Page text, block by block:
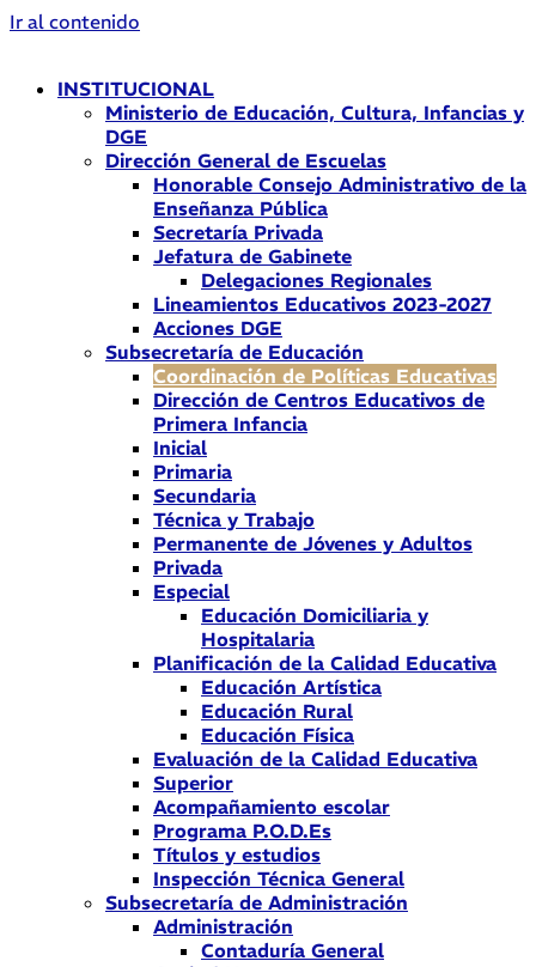
Ir al contenido
INSTITUCIONAL
Ministerio de Educación, Cultura, Infancias y
DGE
Dirección General de Escuelas
Honorable Consejo Administrativo de la
Enseñanza Pública
Secretaría Privada
Jefatura de Gabinete
Delegaciones Regionales
Lineamientos Educativos 2023-2027
Acciones DGE
Subsecretaría de Educación
Coordinación de Políticas Educativas
Dirección de Centros Educativos de
Primera Infancia
Inicial
Primaria
Secundaria
Técnica y Trabajo
Permanente de Jóvenes y Adultos
Privada
Especial
Educación Domiciliaria y
Hospitalaria
Planificación de la Calidad Educativa
Educación Artística
Educación Rural
Educación Física
Evaluación de la Calidad Educativa
Superior
Acompañamiento escolar
Programa P.O.D.Es
Títulos y estudios
Inspección Técnica General
Subsecretaría de Administración
Administración
Contaduría General